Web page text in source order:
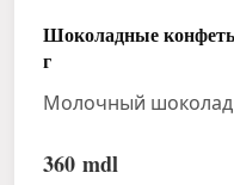
Шоколадные
г
Молочный шоколад
360 mdl